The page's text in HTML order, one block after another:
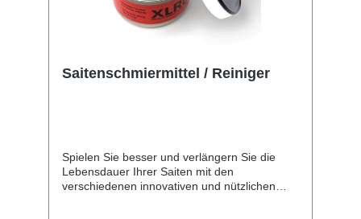
Saitenschmiermittel / Reiniger
Spielen Sie besser und verlängern Sie die
Lebensdauer Ihrer Saiten mit den
verschiedenen innovativen und nützlichen